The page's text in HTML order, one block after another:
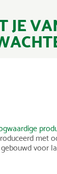
JE
met
voor